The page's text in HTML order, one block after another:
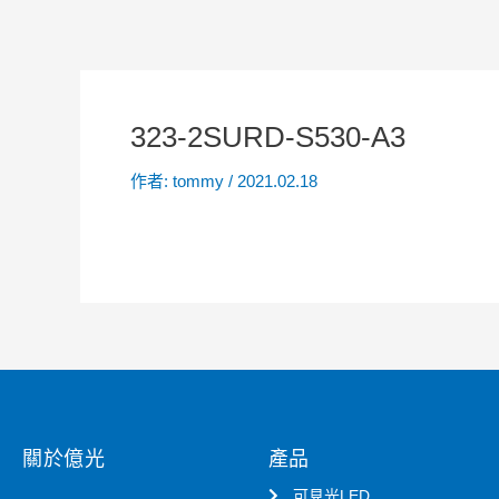
323-2SURD-S530-A3
作者: tommy / 2021.02.18
關於億光 產品